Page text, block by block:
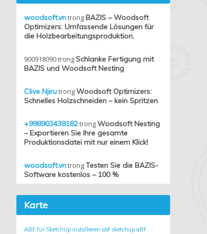
woodsoft.vntrongBAZIS – Woodsoft
Optimizers: Umfassende Lösungen für
die Holzbearbeitungsproduktion.
900918090trongSchlanke Fertigung mit
BAZIS und Woodsoft Nesting
Clive NjirutrongWoodsoft Optimizers:
Schnelles Holzschneiden – kein Spritzen
+998903438182trongWoodsoft Nesting
– Exportieren Sie Ihre gesamte
Produktionsdatei mit nur einem Klick!
woodsoft.vntrongTesten Sie die BAZIS-
Software kostenlos – 100 %
Karte
ABF für SketchUp installieren abf sketchup aBF